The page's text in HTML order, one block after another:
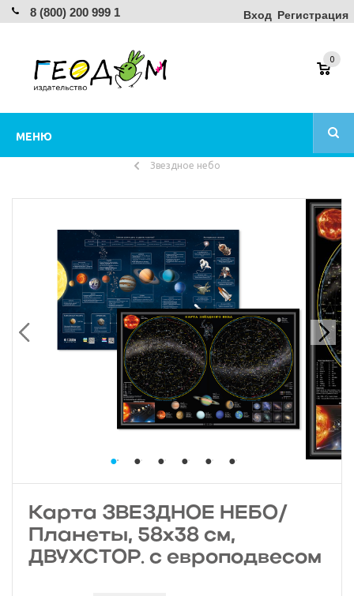
8 (800) 200 999 1 Вход Регистрация
МЕНЮ
0
Звездное небо
Карта ЗВЕЗДНОЕ НЕБО/
Планеты, 58х38 см,
ДВУХСТОР. с европодвесом